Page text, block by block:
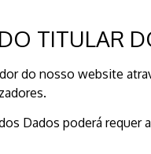
TITULAR
do nosso website
Dados poderá requer